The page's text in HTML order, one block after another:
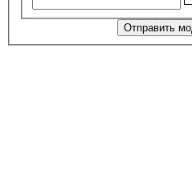
Отправить